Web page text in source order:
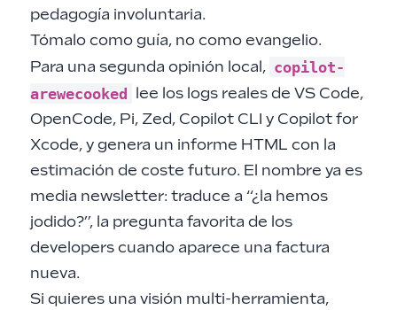
pedagogía involuntaria.
Tómalo como guía, no como evangelio.
Para una segunda opinión local, copilot-
arewecooked lee los logs reales de VS Code,
OpenCode, Pi, Zed, Copilot CLI y Copilot for
Xcode, y genera un informe HTML con la
estimación de coste futuro. El nombre ya es
media newsletter: traduce a “¿la hemos
jodido?”, la pregunta favorita de los
developers cuando aparece una factura
nueva.
Si quieres una visión multi-herramienta,